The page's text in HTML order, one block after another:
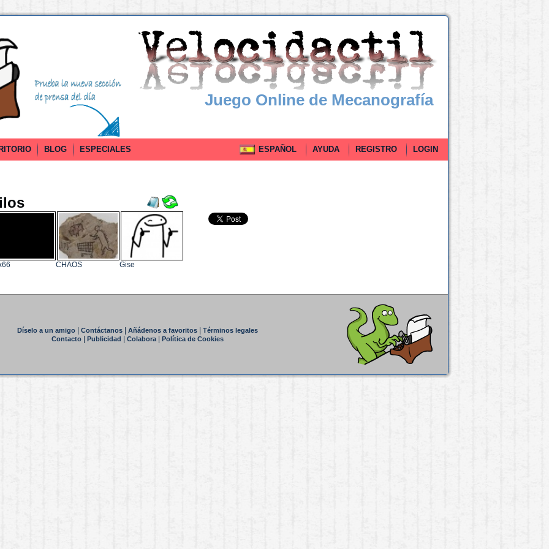
Juego Online de Mecanografía
BLOG ESPECIALES ESPAÑOL AYUDA REGISTRO LOGIN
CHAOS Gise
Díselo a un amigo| Contáctanos| Añádenos a favoritos|
Términos legales
Contacto| Publicidad Colabora| Política de Cookies